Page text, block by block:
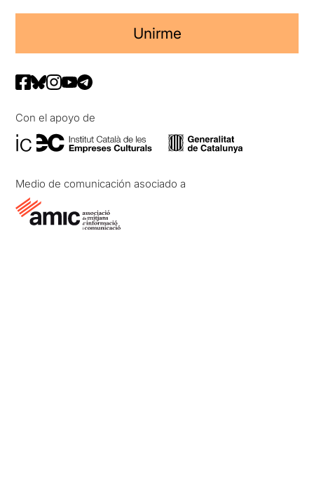
Unirme
Con el apoyo de
Medio de comunicación asociado a